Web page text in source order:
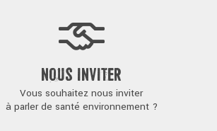
NOUS INVITER
Vous souhaitez nous inviter
à parler de santé environnement ?